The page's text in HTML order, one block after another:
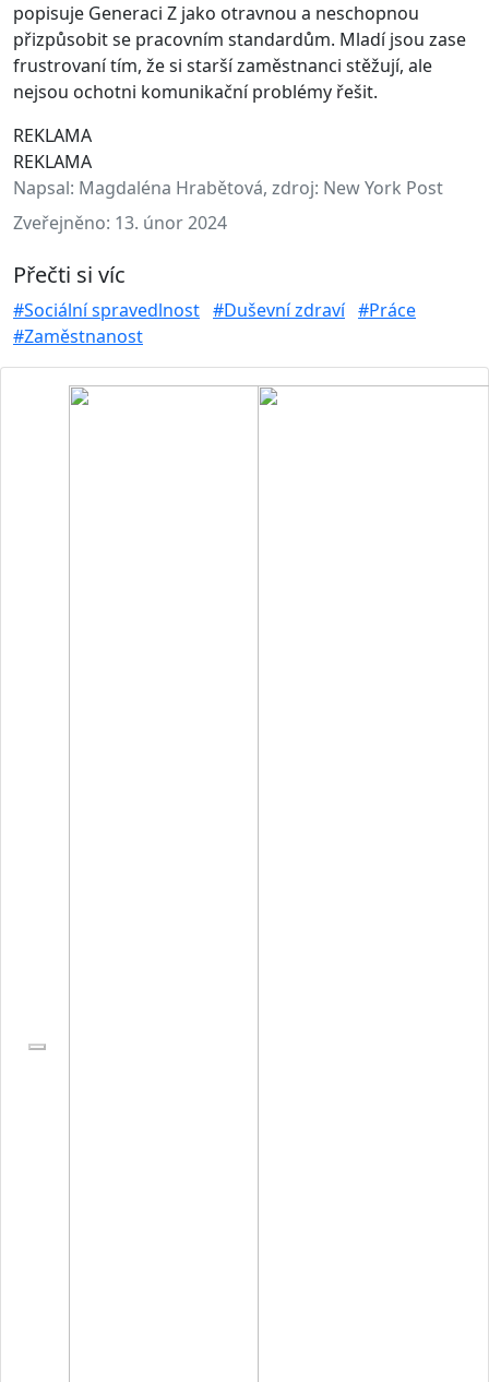
popisuje Generaci Z jako otravnou a neschopnou
přizpůsobit se pracovním standardům. Mladí jsou zase
frustrovaní tím, že si starší zaměstnanci stěžují, ale
nejsou ochotni komunikační problémy řešit.
REKLAMA
REKLAMA
Napsal: Magdaléna Hrabětová, zdroj: New York Post
Zveřejněno: 13. únor 2024
Přečti si víc
#Sociální spravedlnost #Duševní zdraví #Práce
#Zaměstnanost